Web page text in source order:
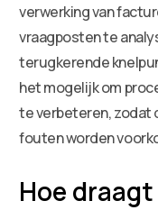
verwerking van
vraagposten te
terugkerende
het mogelijk om
te verbeteren, zodat
fouten worden
Hoe draagt